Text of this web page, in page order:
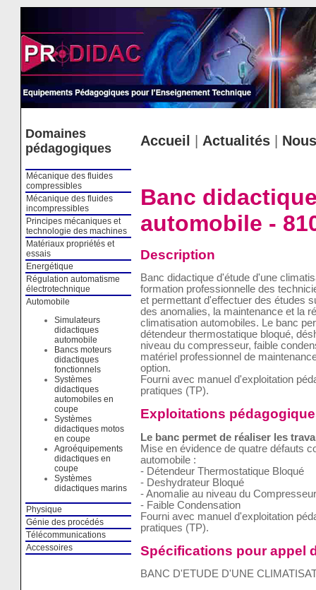
Domaines
pédagogiques
Mécanique des fluides
compressibles
Mécanique des fluides
incompressibles
Principes mécaniques et
technologie des machines
Matériaux propriétés et
essais
Energétique
Régulation automatisme
électrotechnique
Automobile
Simulateurs
didactiques
automobile
Bancs moteurs
didactiques
fonctionnels
Systèmes
didactiques
automobiles en
coupe
Systèmes
didactiques motos
en coupe
Agroéquipements
didactiques en
coupe
Systèmes
didactiques marins
Physique
Génie des procédés
Télécommunications
Accessoires
Accueil Actualités|
Banc
automobile -
Description
Banc didactique d'étude d'une
formation professionnelle des
et permettant d'effectuer des études
des anomalies, la maintenance et la
climatisation automobiles. Le banc
détendeur thermostatique bloqué,
niveau du compresseur, faible
matériel professionnel de
option.
Fourni avec manuel d'exploitation
pratiques (TP).
Exploitations
Le banc permet de réaliser les
Mise en évidence de quatre défauts
automobile :
- Détendeur Thermostatique Bloqué
- Deshydrateur Bloqué
- Anomalie au niveau du Compresseur
- Faible Condensation
Fourni avec manuel d'exploitation
pratiques (TP).
Spécifications pour appel
BANC D'ETUDE D'UNE
Cookies management panel